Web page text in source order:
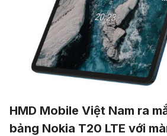
HMD Mobile Việt Nam ra
bảng Nokia T20 LTE với